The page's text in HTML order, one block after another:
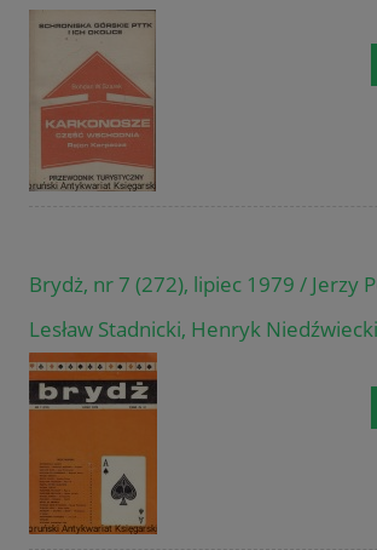
Brydż, nr 7 (272), lipiec 1979 / Jerzy
Lesław Stadnicki, Henryk